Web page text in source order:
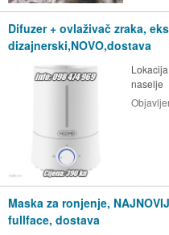
Difuzer + ovlaživač zraka,
dizajnerski,NOVO,dostava
naselje
Maska za ronjenje,
fullface, dostava